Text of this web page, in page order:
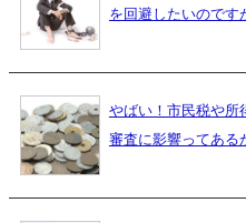
を回避したいのです
やばい！市民税や所
審査に影響ってある